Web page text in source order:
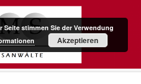
stimmen Sie der Verwendung
Akzeptieren